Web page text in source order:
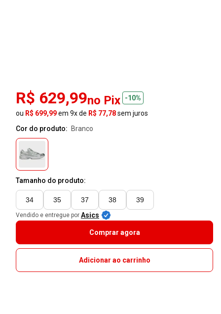
R$ 629,99no Pix
-10%
ou R$ 699,99em 9x de R$ 77,78sem juros
Cor do produto:
branco
Tamanho do produto:
34 35 37 38 39
Vendido e entregue por Asics
Comprar agora
Adicionar ao carrinho